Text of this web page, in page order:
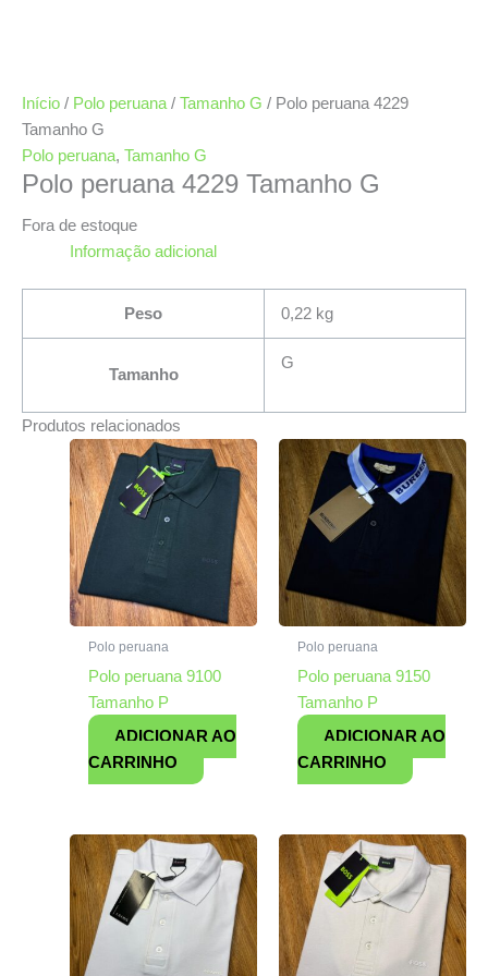
Início / Polo peruana / Tamanho G / Polo peruana 4229
Tamanho G
Polo peruana, Tamanho G
Polo peruana 4229 Tamanho G
Fora de estoque
Informação adicional
Peso 0,22 kg
Tamanho
G
Produtos relacionados
Polo peruana
Polo peruana 9100
Tamanho P
ADICIONAR AO
CARRINHO
Polo peruana
Polo peruana 9150
Tamanho P
ADICIONAR AO
CARRINHO